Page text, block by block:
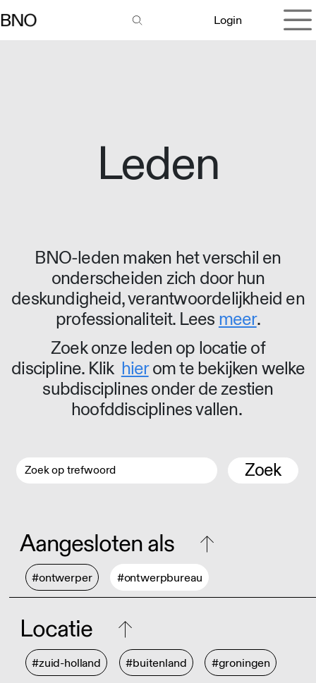
Login
Leden
BNO-leden maken het verschil en
onderscheiden zich door hun
deskundigheid, verantwoordelijkheid en
professionaliteit. Lees meer.
Zoek onze leden op locatie of
discipline. Klik hierom te bekijken welke
subdisciplines onder de zestien
hoofddisciplines vallen.
Zoek
Aangesloten als
#ontwerper #ontwerpbureau
Locatie
#zuid-holland #buitenland #groningen